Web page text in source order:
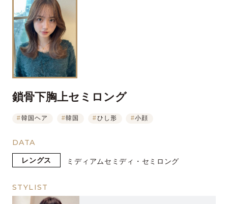
鎖骨下胸上セミロング
#韓国ヘア #韓国 #ひし形 #小顔
DATA
レングス ミディアムセミディ・セミロング
STYLIST